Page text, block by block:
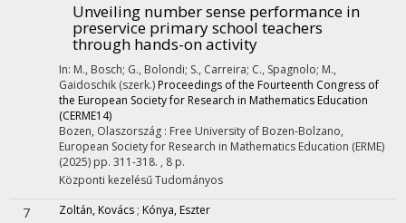
Unveiling number sense performance in
preservice primary school teachers
through hands-on activity
In: M., Bosch; G., Bolondi; S., Carreira; C., Spagnolo; M.,
Gaidoschik (szerk.) Proceedings of the Fourteenth Congress of
the European Society for Research in Mathematics Education
(CERME14)
Bozen, Olaszország : Free University of Bozen-Bolzano,
European Society for Research in Mathematics Education (ERME)
(2025) pp. 311-318. , 8 p.
Központi kezelésűTudományos
7 Zoltán, Kovács ; Kónya, Eszter